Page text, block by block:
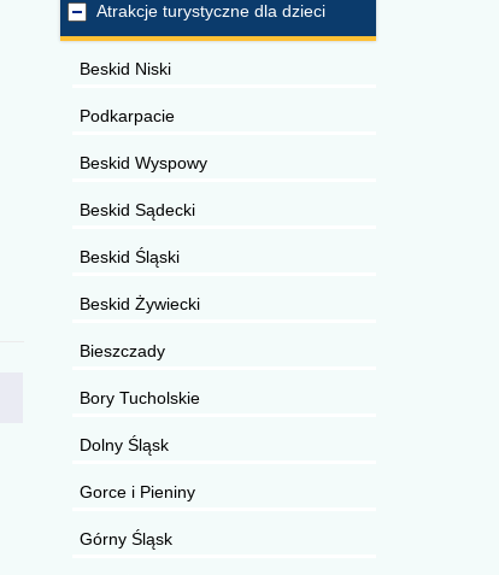
Atrakcje turystyczne dla dzieci
Beskid Niski
Podkarpacie
Beskid Wyspowy
Beskid Sądecki
Beskid Śląski
Beskid Żywiecki
Bieszczady
Bory Tucholskie
Dolny Śląsk
Gorce i Pieniny
Górny Śląsk